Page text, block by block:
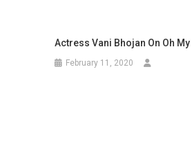
Actress Vani Bhojan On Oh
February 11, 2020